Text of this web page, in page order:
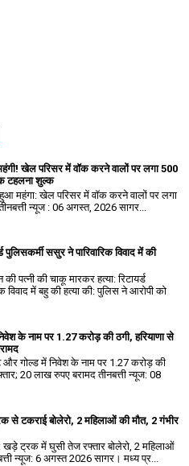
खेल परिसर में वॉक करने वालों पर लगा ₹500
टहलना शुल्क
महंगा: खेल परिसर में वॉक करने वालों पर लगा
न्यूज : 06 अगस्त, 2026 सागर...
पुलिसकर्मी ससुर ने पारिवारिक विवाद में की
पत्नी की चाकू मारकर हत्या: रिटायर्ड
विवाद में बहु की हत्या की: पुलिस ने आरोपी को
के नाम पर 1.27 करोड़ की ठगी, हरियाणा से
गोल्ड में निवेश के नाम पर 1.27 करोड़ की
20 लाख रुपए बरामद तीनबत्ती न्यूज: 08
से टकराई बोलेरो, 2 महिलाओं की मौत, 2 गंभीर
ट्रक में घुसी तेज रफ्तार बोलेरो, 2 महिलाओं
न्यूज: 6 अगस्त 2026 सागर। मध्य प्र...